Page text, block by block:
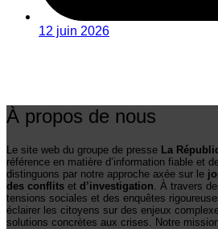
12 juin 2026
À propos de nous
Le site web du groupe de presse La
référence en matière d’information fiable et
distinguons par notre approche axée sur le
des conflits et d’investigation . À travers
tensions sociales et des enquêtes
éclairer les citoyens sur des enjeux
solutions concrètes aux crises. Notre